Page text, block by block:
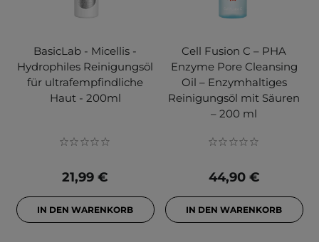
BasicLab - Micellis -
Hydrophiles Reinigungsöl
für ultrafempfindliche
Haut - 200ml
21,99 €
IN DEN WARENKORB
Cell Fusion C – PHA
Enzyme Pore Cleansing
Oil – Enzymhaltiges
Reinigungsöl mit Säuren
– 200 ml
44,90 €
IN DEN WARENKORB